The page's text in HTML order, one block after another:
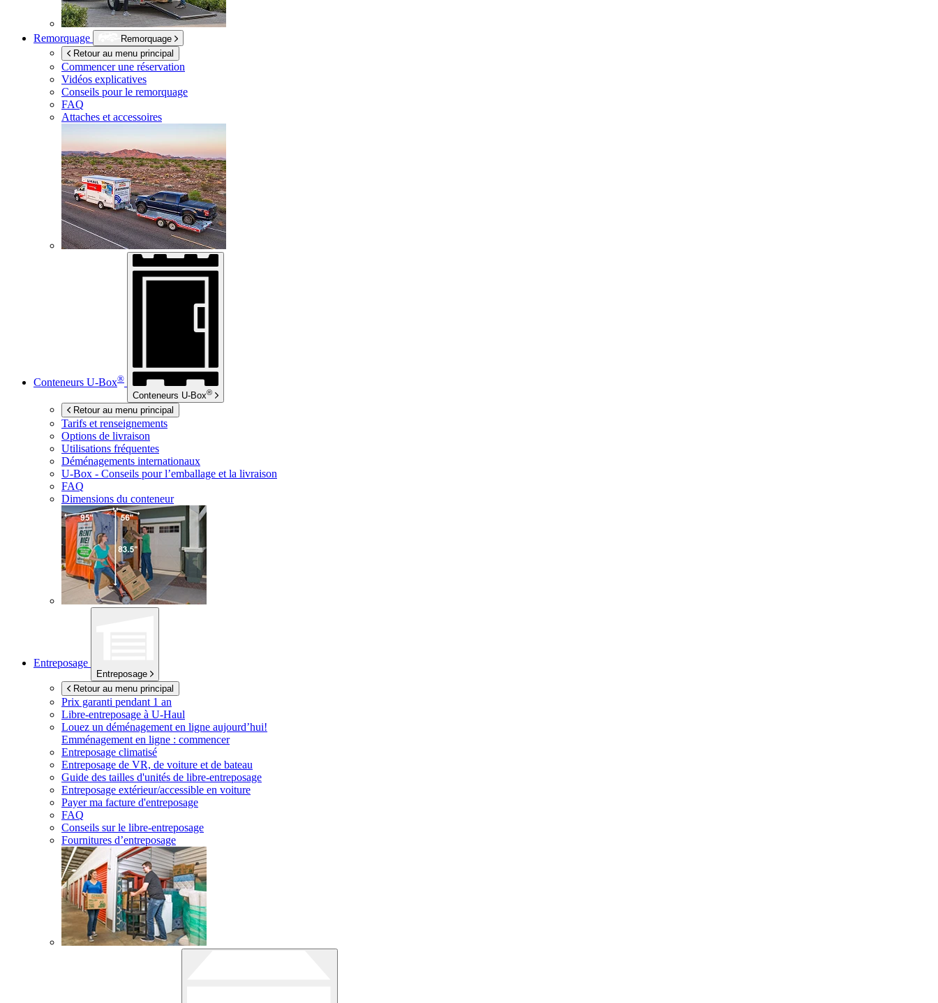
Remorquage
Remorquage
Retour au menu principal
Commencer une réservation
Vidéos explicatives
Conseils pour le remorquage
FAQ
Attaches et accessoires
Conteneurs U-Box®
Conteneurs U-Box®
Retour au menu principal
Tarifs et renseignements
Options de livraison
Utilisations fréquentes
Déménagements internationaux
U-Box - Conseils pour l’emballage et la livraison
FAQ
Dimensions du conteneur
Entreposage
Entreposage
Retour au menu principal
Prix garanti pendant 1 an
Libre-entreposage à U-Haul
Louez un déménagement en ligne aujourd’hui!
Emménagement en ligne : commencer
Entreposage climatisé
Entreposage de VR, de voiture et de bateau
Guide des tailles d'unités de libre-entreposage
Entreposage extérieur/accessible en voiture
Payer ma facture d'entreposage
FAQ
Conseils sur le libre-entreposage
Fournitures d’entreposage